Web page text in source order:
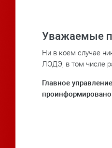
To watch the video, allow YouTube
Policy .
Load video
Уважаемые
Ни в коем случае
ЛОДЭ, в том числе
Главное
проинформировано